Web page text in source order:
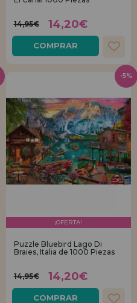
14,95€ 14,20€
COMPRAR
¡OFERTA!
Puzzle Bluebird Lago Di
Braies, Italia de 1000 Piezas
14,95€ 14,20€
COMPRAR
-5%